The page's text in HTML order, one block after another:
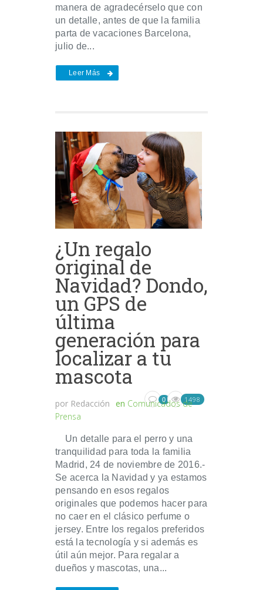
manera de agradecérselo que con
un detalle, antes de que la familia
parta de vacaciones Barcelona,
julio de...
Leer Más
¿Un regalo
original de
Navidad? Dondo,
un GPS de
última
generación para
localizar a tu
mascota
por Redacción en Comunicados de
Prensa
0 1498
Un detalle para el perro y una
tranquilidad para toda la familia
Madrid, 24 de noviembre de 2016.-
Se acerca la Navidad y ya estamos
pensando en esos regalos
originales que podemos hacer para
no caer en el clásico perfume o
jersey. Entre los regalos preferidos
está la tecnología y si además es
útil aún mejor. Para regalar a
dueños y mascotas, una...